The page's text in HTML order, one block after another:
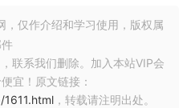
。更新后的浏览器还提供了更
的快捷方式以及更直观的浏览
，仅作介绍和学习使用，版权属
联系我们删除。加入本站VIP会
宜！原文链接：
，转载请注明出处。